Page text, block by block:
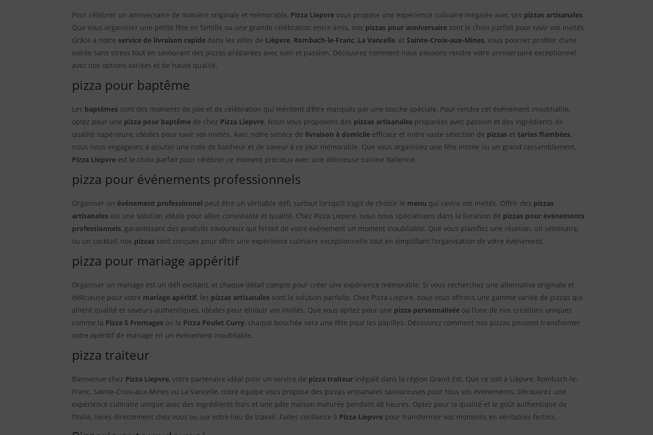
Pour célébrer un anniversaire de manière originale et mémorable, Pizza Liepvre vous propose une expérience culinaire inégalée avec ses pizzas artisanales.
Que vous organisiez une petite fête en famille ou une grande célébration entre amis, nos pizzas pour anniversaire sont le choix parfait pour ravir vos invités.
Grâce à notre service de livraison rapide dans les villes de Lièpvre, Rombach-le-Franc, La Vancelle, et Sainte-Croix-aux-Mines, vous pourrez profiter d’une
soirée sans stress tout en savourant des pizzas préparées avec soin et passion. Découvrez comment nous pouvons rendre votre anniversaire exceptionnel
avec nos options variées et de haute qualité.
pizza pour baptême
Les baptêmes sont des moments de joie et de célébration qui méritent d’être marqués par une touche spéciale. Pour rendre cet événement inoubliable,
optez pour une pizza pour baptême de chez Pizza Liepvre. Nous vous proposons des pizzas artisanales préparées avec passion et des ingrédients de
qualité supérieure, idéales pour ravir vos invités. Avec notre service de livraison à domicile efficace et notre vaste sélection de pizzas et tartes flambées,
nous nous engageons à ajouter une note de bonheur et de saveur à ce jour mémorable. Que vous organisiez une fête intime ou un grand rassemblement,
Pizza Liepvre est le choix parfait pour célébrer ce moment précieux avec une délicieuse cuisine italienne.
pizza pour événements professionnels
Organiser un événement professionnel peut être un véritable défi, surtout lorsqu’il s’agit de choisir le menu qui ravira vos invités. Offrir des pizzas
artisanales est une solution idéale pour allier convivialité et qualité. Chez Pizza Liepvre, nous nous spécialisons dans la livraison de pizzas pour événements
professionnels, garantissant des produits savoureux qui feront de votre événement un moment inoubliable. Que vous planifiez une réunion, un séminaire,
ou un cocktail, nos pizzas sont conçues pour offrir une expérience culinaire exceptionnelle tout en simplifiant l’organisation de votre événement.
pizza pour mariage appéritif
Organiser un mariage est un défi excitant, et chaque détail compte pour créer une expérience mémorable. Si vous recherchez une alternative originale et
délicieuse pour votre mariage apéritif, les pizzas artisanales sont la solution parfaite. Chez Pizza Liepvre, nous vous offrons une gamme variée de pizzas qui
allient qualité et saveurs authentiques, idéales pour éblouir vos invités. Que vous optiez pour une pizza personnalisée ou l’une de nos créations uniques
comme la Pizza 5 Fromages ou la Pizza Poulet Curry, chaque bouchée sera une fête pour les papilles. Découvrez comment nos pizzas peuvent transformer
votre apéritif de mariage en un événement inoubliable.
pizza traiteur
Bienvenue chez Pizza Liepvre, votre partenaire idéal pour un service de pizza traiteur inégalé dans la région Grand Est. Que ce soit à Lièpvre, Rombach-le-
Franc, Sainte-Croix-aux-Mines ou La Vancelle, notre équipe vous propose des pizzas artisanales savoureuses pour tous vos événements. Découvrez une
expérience culinaire unique avec des ingrédients frais et une pâte maison maturée pendant 48 heures. Optez pour la qualité et le goût authentique de
l’Italie, livrés directement chez vous ou sur votre lieu de travail. Faites confiance à Pizza Liepvre pour transformer vos moments en véritables festins.